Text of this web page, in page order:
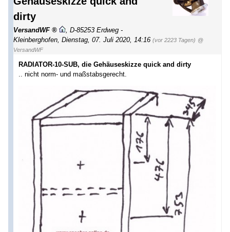
dirty
VersandWF
D-85253 Erdweg -
Kleinberghofen Dienstag, 07. Juli 2020, 14:16 (vor 2223 Tagen) @
VersandWF
RADIATOR-10-SUB, die Gehäuseskizze quick and dirty
.. nicht norm- und maßstabsgerecht.